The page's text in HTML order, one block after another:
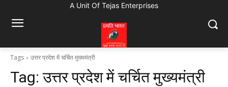
A Unit Of Tejas Enterprises
Tags उत्तर प्रदेश में चर्चित मुख्यमंत्री
Tag:उत्तर प्रदेश में चर्चित मुख्यमंत्री